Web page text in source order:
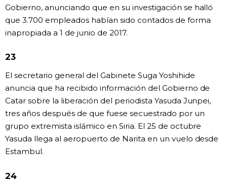
Gobierno, anunciando que en su investigación se halló
que 3.700 empleados habían sido contados de forma
inapropiada a 1 de junio de 2017.
23
El secretario general del Gabinete Suga Yoshihide
anuncia que ha recibido información del Gobierno de
Catar sobre la liberación del periodista Yasuda Junpei,
tres años después de que fuese secuestrado por un
grupo extremista islámico en Siria. El 25 de octubre
Yasuda llega al aeropuerto de Narita en un vuelo desde
Estambul.
24